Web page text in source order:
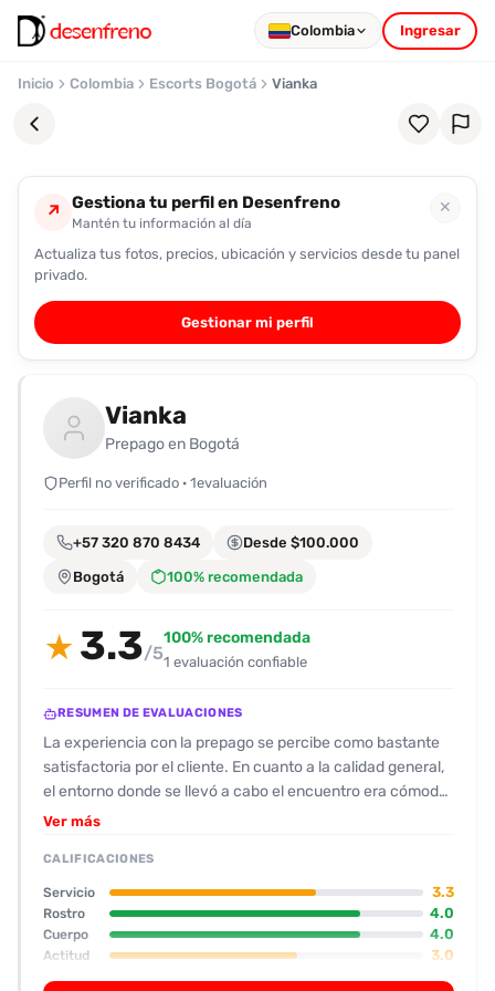
Colombia Ingresar
Inicio Colombia Escorts Bogotá Vianka
Favoritos
Pronto
podrás
registrarte
guardar
favoritas
para
fácilmente.
↗ Gestiona tu perfil en Desenfreno
Mantén tu información al día
✕
Actualiza tus fotos, precios, ubicación y servicios desde tu panel
privado.
Gestionar mi perfil
Vianka
Prepago en Bogotá
Perfil no verificado · 1evaluación
+57 320 870 8434 Desde $100.000
Bogotá 100% recomendada
★ 3.3/5
100% recomendada
1 evaluación confiable
RESUMEN DE EVALUACIONES
La experiencia con la prepago se percibe como bastante
satisfactoria por el cliente. En cuanto a la calidad general,
el entorno donde se llevó a cabo el encuentro era cómodo
y bien presentado, con una sala de espera y habitaciones
atractiva: rostro “lindo”, cabello tal cual aparece en las
fotos y un cuerpo con piernas y trasero visibles. Se
menciona un detalle de estrías en el abdomen, pero no se
considera negativo. Su actitud es algo tímida y callada; el
contacto verbal es limitado y la conversación breve, pero
la interacción sexual es dinámica y enérgica. En el
Ver más
CALIFICACIONES
Servicio 3.3
Rostro 4.0
Cuerpo 4.0
Actitud 3.0